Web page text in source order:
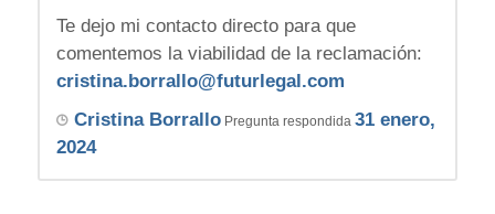
Te dejo mi contacto directo para que
comentemos la viabilidad de la reclamación:
cristina.borrallo@futurlegal.com
Cristina BorralloPregunta respondida 31 enero,
2024